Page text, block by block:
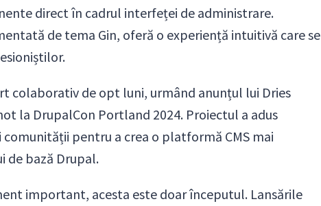
direct în cadrul interfeței de administrare.
de tema Gin, oferă o experiență intuitivă care se
colaborativ de opt luni, urmând anunțul lui Dries
la DrupalCon Portland 2024. Proiectul a adus
pentru a crea o platformă CMS mai
de bază Drupal.
important, acesta este doar începutul. Lansările